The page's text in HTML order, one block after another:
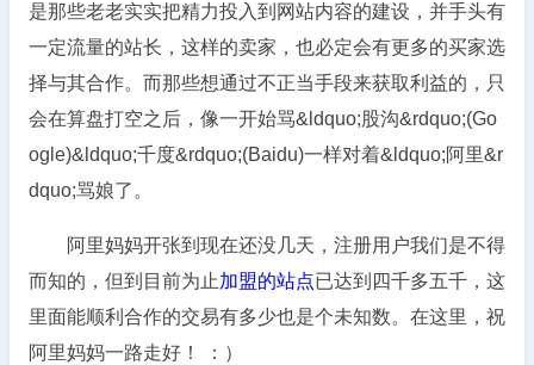
是那些老老实实把精力投入到网站内容的建设，并手头有
一定流量的站长，这样的卖家，也必定会有更多的买家选
择与其合作。而那些想通过不正当手段来获取利益的，只
会在算盘打空之后，像一开始骂&ldquo;股沟&rdquo;(Go
ogle)&ldquo;千度&rdquo;(Baidu)一样对着&ldquo;阿里&r
dquo;骂娘了。
阿里妈妈开张到现在还没几天，注册用户我们是不得
而知的，但到目前为止加盟的站点已达到四千多五千，这
里面能顺利合作的交易有多少也是个未知数。在这里，祝
阿里妈妈一路走好！ ：）